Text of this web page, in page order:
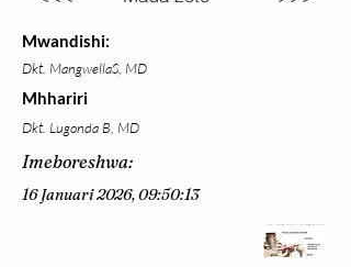
Mwandishi:
Dkt. MangwellaS, MD
Mhhariri
Dkt. Lugonda B, MD
Imeboreshwa:
16 Januari 2026, 09:50:13